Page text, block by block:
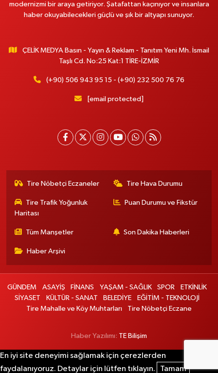
modernizmi bir araya getiriyor. Şatafattan kaçınıyor ve insanlara
haber okuyabilecekleri güçlü ve şık bir altyapı sunuyor.
ÇELİK MEDYA Basın - Yayın & Reklam - Tanıtım Yeni Mh. İsmail
Taşlı Cd. No:25 Kat:1 TİRE-İZMİR
(+90) 506 943 95 15 - (+90) 232 500 76 76
[email protected]
Tire Nöbetçi Eczaneler Tire Hava Durumu
Tire Trafik Yoğunluk
Haritası
Puan Durumu ve Fikstür
Tüm Manşetler Son Dakika Haberleri
Haber Arşivi
GÜNDEM ASAYİŞ FİNANS YAŞAM - SAĞLIK SPOR
ETKİNLİK
SİYASET
KÜLTÜR - SANAT BELEDİYE
EĞİTİM - TEKNOLOJİ
Tire Mahalle ve Köy Muhtarları
Tire Nöbetçi Eczane
Haber Yazılımı: TE Bilişim
En iyi site deneyimi sağlamak için çerezlerden
faydalanıyoruz. Detaylar için lütfen tıklayın.
Tamam